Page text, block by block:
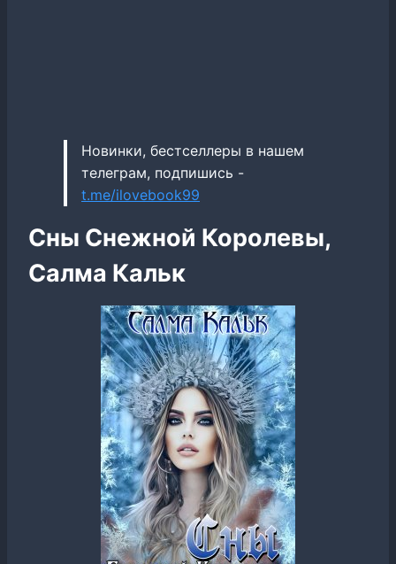
Новинки, бестселлеры в нашем
телеграм, подпишись -
t.me/ilovebook99
Сны Снежной Королевы,
Салма Кальк